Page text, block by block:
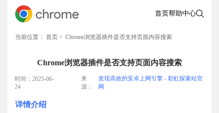
首页帮助中心
当前位置： 首页 > Chrome浏览器插件是否支持页面内容搜索
Chrome浏览器插件是否支持页面内容搜索
时间：2025-06-
24
来
源：
发现高效的安卓上网引擎 - 彩虹探索站官
网
详情介绍